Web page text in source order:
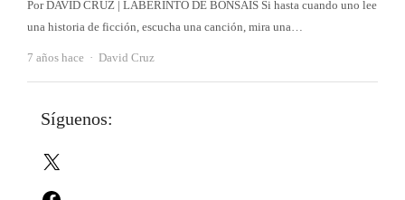
Por DAVID CRUZ | LABERINTO DE BONSÁIS Si hasta cuando uno lee
una historia de ficción, escucha una canción, mira una…
7 años hace Autor
David Cruz
Síguenos: